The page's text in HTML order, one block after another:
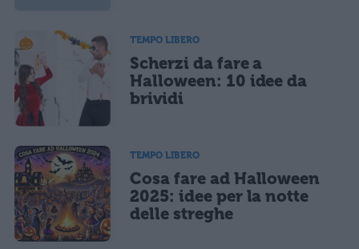
TEMPO LIBERO
Scherzi da fare a
Halloween: 10 idee da
brividi
TEMPO LIBERO
Cosa fare ad Halloween
2025: idee per la notte
delle streghe